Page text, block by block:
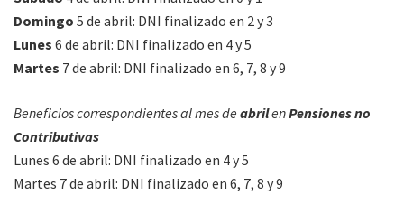
Domingo 5 de abril: DNI finalizado en 2 y 3
Lunes 6 de abril: DNI finalizado en 4 y 5
Martes 7 de abril: DNI finalizado en 6, 7, 8 y 9
Beneficios correspondientes al mes de abrilenPensiones no
Contributivas
Lunes 6 de abril: DNI finalizado en 4 y 5
Martes 7 de abril: DNI finalizado en 6, 7, 8 y 9